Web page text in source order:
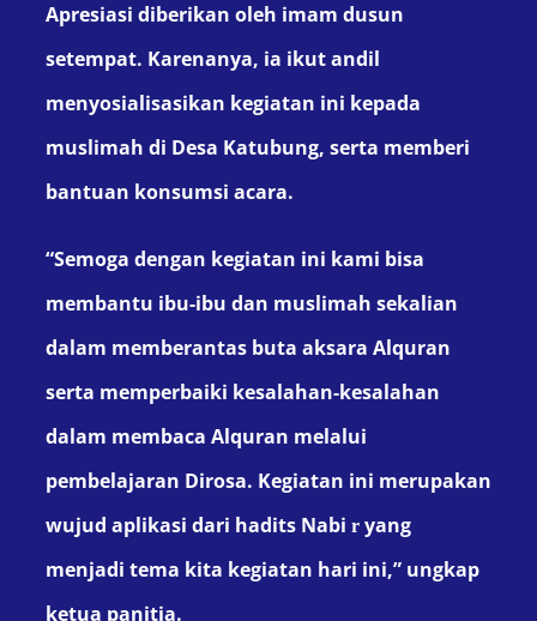
Apresiasi diberikan oleh imam dusun
setempat. Karenanya, ia ikut andil
menyosialisasikan kegiatan ini kepada
muslimah di Desa Katubung, serta memberi
bantuan konsumsi acara.
“Semoga dengan kegiatan ini kami bisa
membantu ibu-ibu dan muslimah sekalian
dalam memberantas buta aksara Alquran
serta memperbaiki kesalahan-kesalahan
dalam membaca Alquran melalui
pembelajaran Dirosa. Kegiatan ini merupakan
wujud aplikasi dari hadits Nabi r yang
menjadi tema kita kegiatan hari ini,” ungkap
ketua panitia.